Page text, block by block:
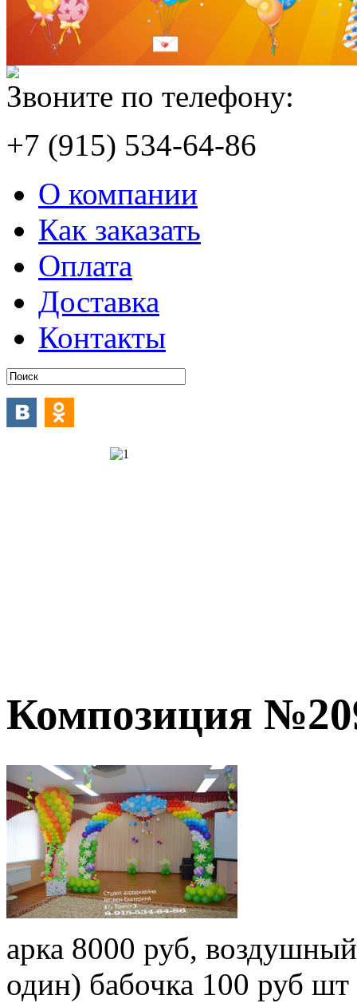
Звоните по телефону:
+7 (915) 534-64-86
О компании
Как заказать
Оплата
Доставка
Контакты
Композиция
арка 8000 руб,
один) бабочка 100 руб шт